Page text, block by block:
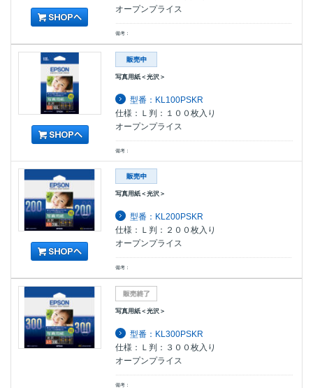
オープンプライス
備考：
写真用紙＜光沢＞
型番：KL100PSKR
仕様：Ｌ判：１００枚入り
オープンプライス
備考：
写真用紙＜光沢＞
型番：KL200PSKR
仕様：Ｌ判：２００枚入り
オープンプライス
備考：
写真用紙＜光沢＞
型番：KL300PSKR
仕様：Ｌ判：３００枚入り
オープンプライス
備考：